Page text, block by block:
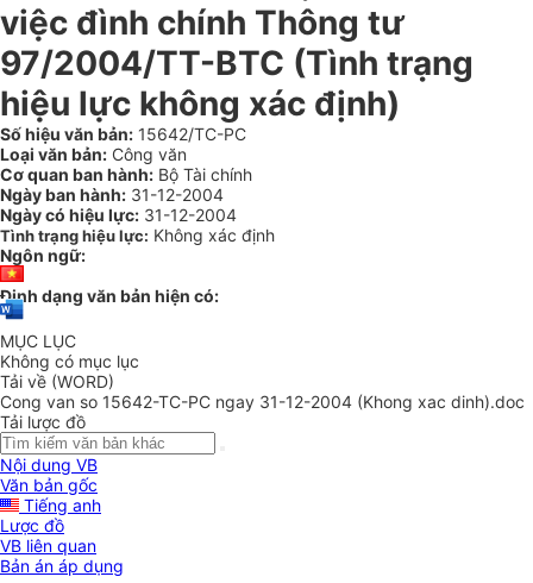
việc đình chính Thông tư
97/2004/TT-BTC (Tình trạng
hiệu lực không xác định)
Số hiệu văn bản: 15642/TC-PC
Loại văn bản: Công văn
Cơ quan ban hành: Bộ Tài chính
Ngày ban hành: 31-12-2004
Ngày có hiệu lực: 31-12-2004
Tình trạng hiệu lực: Không xác định
Ngôn ngữ:
Định dạng văn bản hiện có:
MỤC LỤC
Không có mục lục
Tải về (WORD)
Cong van so 15642-TC-PC ngay 31-12-2004 (Khong xac dinh).doc
Tải lược đồ
Nội dung VB
Văn bản gốc
Tiếng anh
Lược đồ
VB liên quan
Bản án áp dụng